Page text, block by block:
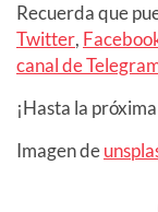
Recuerda que
Twitter,
canal de
¡Hasta la
Imagen de